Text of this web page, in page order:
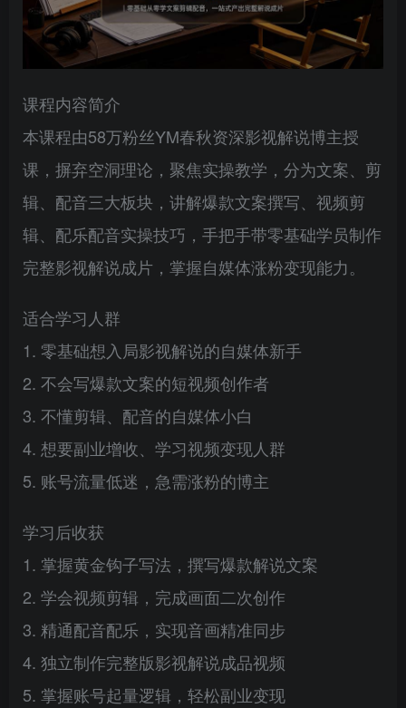
课程内容简介
本课程由58万粉丝YM春秋资深影视解说博主授
课，摒弃空洞理论，聚焦实操教学，分为文案、剪
辑、配音三大板块，讲解爆款文案撰写、视频剪
辑、配乐配音实操技巧，手把手带零基础学员制作
完整影视解说成片，掌握自媒体涨粉变现能力。
适合学习人群
1. 零基础想入局影视解说的自媒体新手
2. 不会写爆款文案的短视频创作者
3. 不懂剪辑、配音的自媒体小白
4. 想要副业增收、学习视频变现人群
5. 账号流量低迷，急需涨粉的博主
学习后收获
1. 掌握黄金钩子写法，撰写爆款解说文案
2. 学会视频剪辑，完成画面二次创作
3. 精通配音配乐，实现音画精准同步
4. 独立制作完整版影视解说成品视频
5. 掌握账号起量逻辑，轻松副业变现